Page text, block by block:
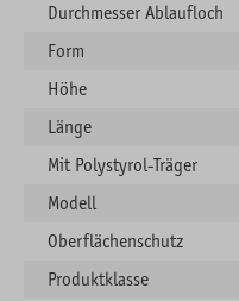
Durchmesser Ablaufloch
Form
Höhe
Länge
Mit Polystyrol-Träger
Modell
Oberflächenschutz
Produktklasse